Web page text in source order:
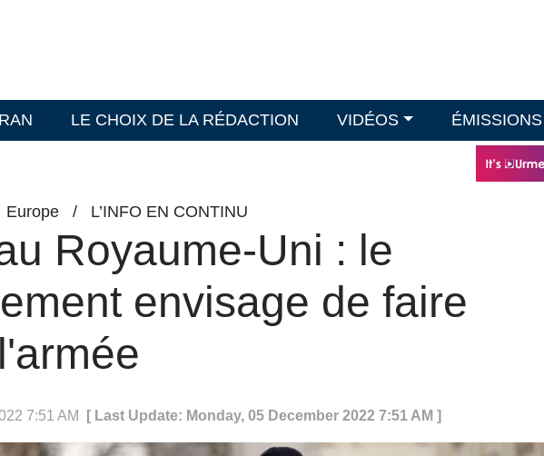
LE CHOIX DE LA RÉDACTION VIDÉOS ÉMISSIONS
Europe / L’INFO EN CONTINU
Royaume-Uni : le
envisage de faire
7:51 AM [ Last Update: Monday, 05 December 2022 7:51 AM ]